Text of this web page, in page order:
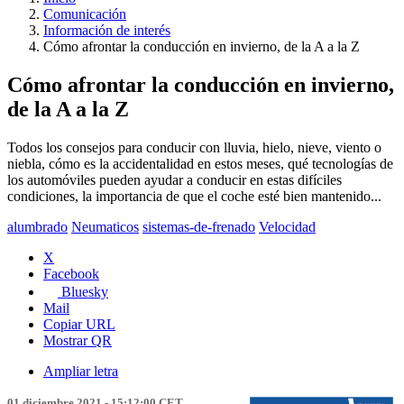
Comunicación
Información de interés
Cómo afrontar la conducción en invierno, de la A a la Z
Cómo afrontar la conducción en invierno,
de la A a la Z
Todos los consejos para conducir con lluvia, hielo, nieve, viento o
niebla, cómo es la accidentalidad en estos meses, qué tecnologías de
los automóviles pueden ayudar a conducir en estas difíciles
condiciones, la importancia de que el coche esté bien mantenido...
alumbrado Neumaticos sistemas-de-frenado Velocidad
X
Facebook
Bluesky
Mail
Copiar URL
Mostrar QR
Ampliar letra